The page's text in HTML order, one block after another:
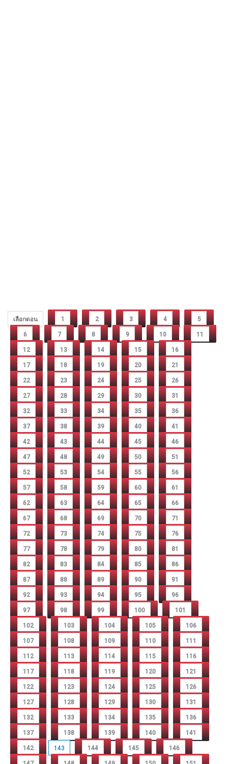
เลือกตอน 1 2 3 4 5
6 7 8 9 10 11
12 13 14 15 16
17 18 19 20 21
22 23 24 25 26
27 28 29 30 31
32 33 34 35 36
37 38 39 40 41
42 43 44 45 46
47 48 49 50 51
52 53 54 55 56
57 58 59 60 61
62 63 64 65 66
67 68 69 70 71
72 73 74 75 76
77 78 79 80 81
82 83 84 85 86
87 88 89 90 91
92 93 94 95 96
97 98 99 100 101
102 103 104 105 106
107 108 109 110 111
112 113 114 115 116
117 118 119 120 121
122 123 124 125 126
127 128 129 130 131
132 133 134 135 136
137 138 139 140 141
142 143 144 145 146